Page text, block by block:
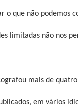
o que não podemos
limitadas não nos
mais de
em vários